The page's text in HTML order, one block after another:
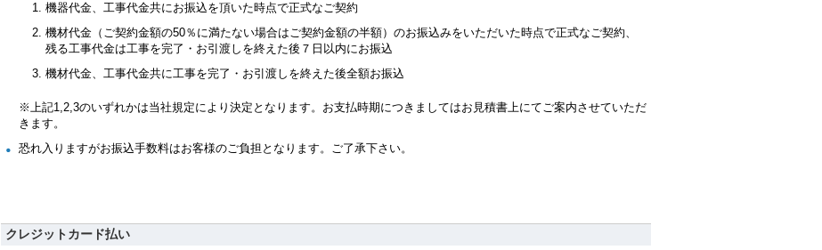
機器代金、工事代金共にお振込を頂いた時点で正式なご契約
機材代金（ご契約金額の50％に満たない場合はご契約金額の半額）のお振込みをいただいた時点で正式なご契約、
残る工事代金は工事を完了・お引渡しを終えた後７日以内にお振込
機材代金、工事代金共に工事を完了・お引渡しを終えた後全額お振込
※上記1,2,3のいずれかは当社規定により決定となります。お支払時期につきましてはお見積書上にてご案内させていただ
きます。
恐れ入りますがお振込手数料はお客様のご負担となります。ご了承下さい。
クレジットカード払い